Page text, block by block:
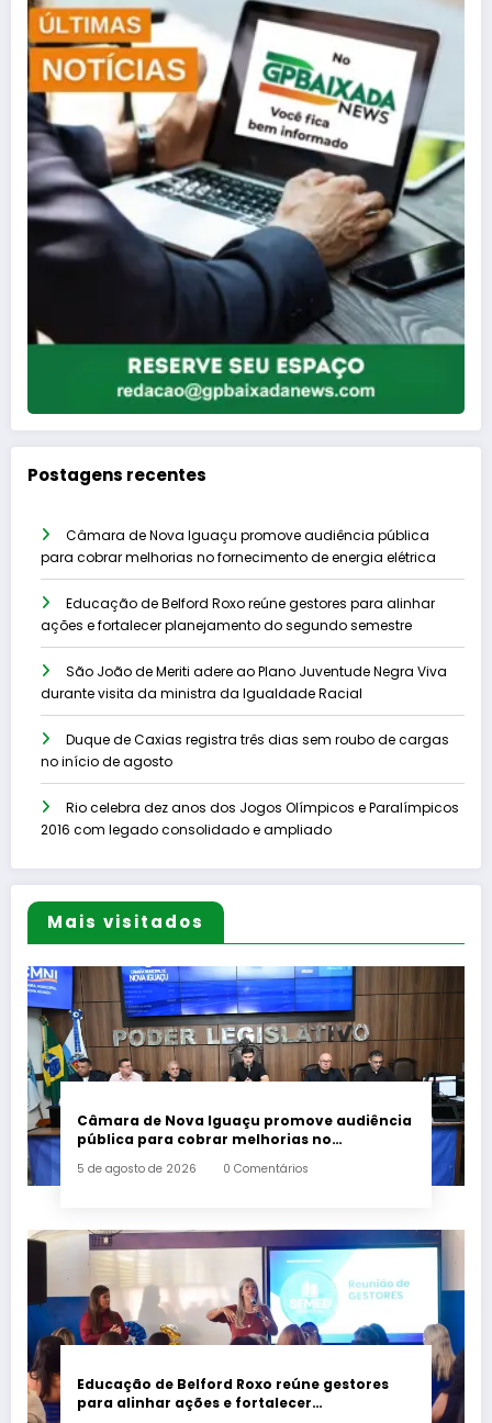
Postagens recentes
Câmara de Nova Iguaçu promove audiência pública
para cobrar melhorias no fornecimento de energia elétrica
Educação de Belford Roxo reúne gestores para alinhar
ações e fortalecer planejamento do segundo semestre
São João de Meriti adere ao Plano Juventude Negra Viva
durante visita da ministra da Igualdade Racial
Duque de Caxias registra três dias sem roubo de cargas
no início de agosto
Rio celebra dez anos dos Jogos Olímpicos e Paralímpicos
2016 com legado consolidado e ampliado
Mais visitados
Câmara de Nova Iguaçu promove audiência
pública para cobrar melhorias no
5 de agosto de 2026 0 Comentários
Educação de Belford Roxo reúne gestores
para alinhar ações e fortalecer